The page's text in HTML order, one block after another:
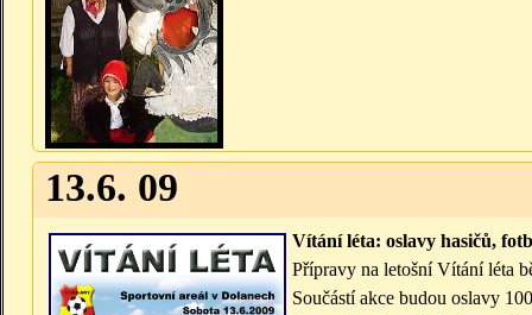
13.6. 09
Vítání léta: oslavy hasičů,
Přípravy na letošní Vítání léta
Součástí akce budou oslavy